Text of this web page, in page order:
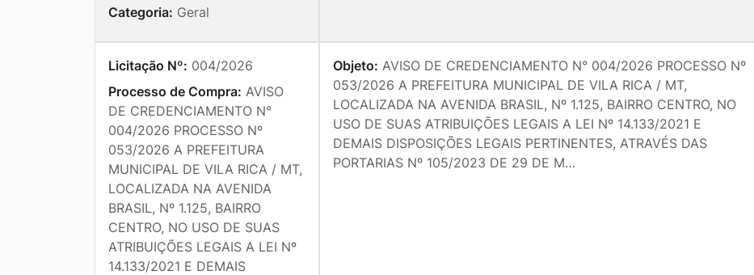
Categoria: Geral
Licitação Nº: 004/2026
Processo de Compra: AVISO
DE CREDENCIAMENTO N°
004/2026 PROCESSO Nº
053/2026 A PREFEITURA
MUNICIPAL DE VILA RICA / MT,
LOCALIZADA NA AVENIDA
BRASIL, Nº 1.125, BAIRRO
CENTRO, NO USO DE SUAS
ATRIBUIÇÕES LEGAIS A LEI Nº
14.133/2021 E DEMAIS
Objeto: AVISO DE CREDENCIAMENTO N° 004/2026 PROCESSO Nº
053/2026 A PREFEITURA MUNICIPAL DE VILA RICA / MT,
LOCALIZADA NA AVENIDA BRASIL, Nº 1.125, BAIRRO CENTRO, NO
USO DE SUAS ATRIBUIÇÕES LEGAIS A LEI Nº 14.133/2021 E
DEMAIS DISPOSIÇÕES LEGAIS PERTINENTES, ATRAVÉS DAS
PORTARIAS Nº 105/2023 DE 29 DE M…